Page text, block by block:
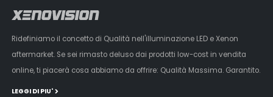
Ridefiniamo il concetto di Qualità nell'illuminazione LED e Xenon
aftermarket. Se sei rimasto deluso dai prodotti low-cost in vendita
online, ti piacerà cosa abbiamo da offrire: Qualità Massima. Garantito.
LEGGI DI PIU'